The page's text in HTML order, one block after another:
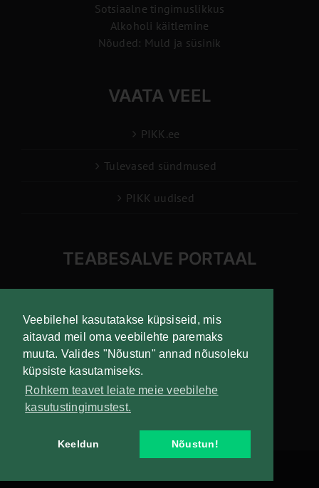
Veebilehel kasutatakse küpsiseid, mis
aitavad meil oma veebilehte paremaks
muuta. Valides "Nõustun" annad nõusoleku
küpsiste kasutamiseks.
Rohkem teavet leiate meie veebilehe
kasutustingimustest.
Keeldun Nõustun!
Sotsiaalne tingimuslikkus
Alkoholi käitlemine
Nõuded: Muld ja süsinik
VAATA VEEL
PIKK.ee
Tulevased sündmused
PIKK uudised
TEABESALVE PORTAAL
Liitu uudiskirjaga!